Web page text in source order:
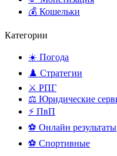
💰 Кошельки
Категории
☀️ Погода
♟️ Стратегии
⚔️ РПГ
⚖️ Юридические
⚡ ПвП
⚽ Онлайн результаты
⚽ Спортивные